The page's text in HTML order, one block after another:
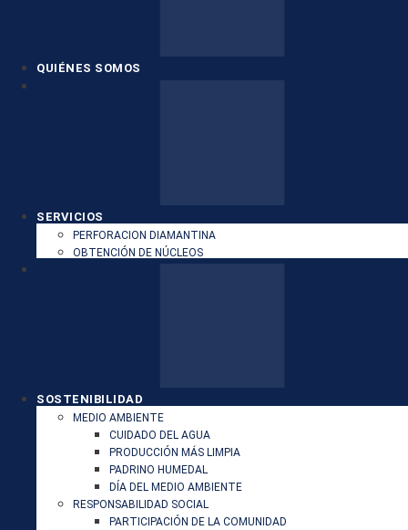
QUIÉNES SOMOS
SERVICIOS
PERFORACION DIAMANTINA
OBTENCIÓN DE NÚCLEOS
SOSTENIBILIDAD
MEDIO AMBIENTE
CUIDADO DEL AGUA
PRODUCCIÓN MÁS LIMPIA
PADRINO HUMEDAL
DÍA DEL MEDIO AMBIENTE
RESPONSABILIDAD SOCIAL
PARTICIPACIÓN DE LA COMUNIDAD